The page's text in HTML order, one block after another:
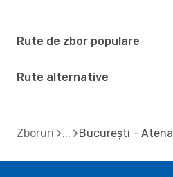
Rute de zbor populare
Rute alternative
Zboruri București - Atena